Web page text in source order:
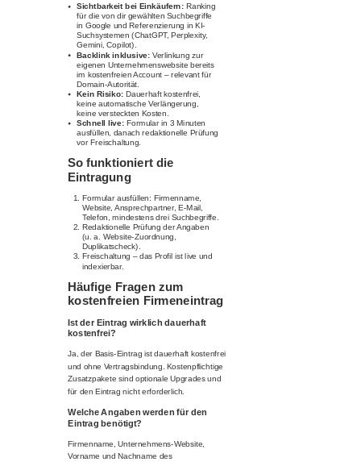
Sichtbarkeit bei Einkäufern: Ranking
für die von dir gewählten Suchbegriffe
in Google und Referenzierung in KI-
Suchsystemen (ChatGPT, Perplexity,
Gemini, Copilot).
Backlink inklusive: Verlinkung zur
eigenen Unternehmenswebsite bereits
im kostenfreien Account – relevant für
Domain-Autorität.
Kein Risiko: Dauerhaft kostenfrei,
keine automatische Verlängerung,
keine versteckten Kosten.
Schnell live: Formular in 3 Minuten
ausfüllen, danach redaktionelle Prüfung
vor Freischaltung.
So funktioniert die
Eintragung
Formular ausfüllen: Firmenname,
Website, Ansprechpartner, E-Mail,
Telefon, mindestens drei Suchbegriffe.
Redaktionelle Prüfung der Angaben
(u. a. Website-Zuordnung,
Duplikatscheck).
Freischaltung – das Profil ist live und
indexierbar.
Häufige Fragen zum
kostenfreien Firmeneintrag
Ist der Eintrag wirklich dauerhaft
kostenfrei?
Ja, der Basis-Eintrag ist dauerhaft kostenfrei
und ohne Vertragsbindung. Kostenpflichtige
Zusatzpakete sind optionale Upgrades und
für den Eintrag nicht erforderlich.
Welche Angaben werden für den
Eintrag benötigt?
Firmenname, Unternehmens-Website,
Vorname und Nachname des